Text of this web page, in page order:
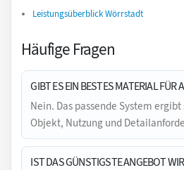
Leistungsüberblick Wörrstadt
Häufige Fragen
GIBT ES EIN BESTES MATERIAL FÜR
Nein. Das passende System
Objekt, Nutzung und
IST DAS GÜNSTIGSTE ANGEBOT